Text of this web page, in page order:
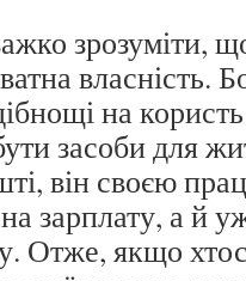
зрозуміти,
власність.
на
засоби для
він своєю
зарплату, а й
Отже, якщо